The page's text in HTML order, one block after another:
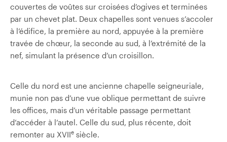
couvertes de voûtes sur croisées d’ogives et terminées
par un chevet plat. Deux chapelles sont venues s’accoler
à l’édifice, la première au nord, appuyée à la première
travée de chœur, la seconde au sud, à l’extrémité de la
nef, simulant la présence d’un croisillon.
Celle du nord est une ancienne chapelle seigneuriale,
munie non pas d’une vue oblique permettant de suivre
les offices, mais d’un véritable passage permettant
d’accéder à l’autel. Celle du sud, plus récente, doit
remonter au XVIIe siècle.